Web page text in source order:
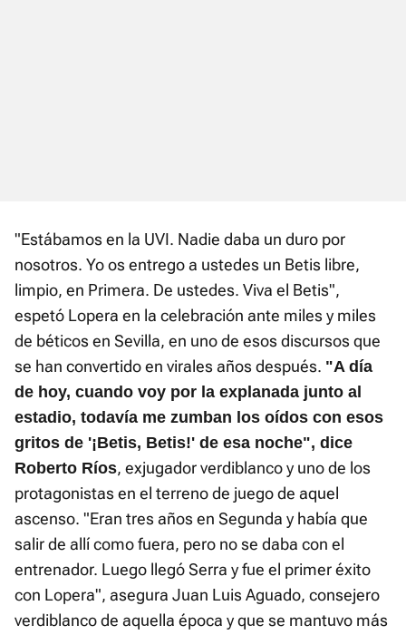
"Estábamos en la UVI. Nadie daba un duro por
nosotros. Yo os entrego a ustedes un Betis libre,
limpio, en Primera. De ustedes. Viva el Betis",
espetó Lopera en la celebración ante miles y miles
de béticos en Sevilla, en uno de esos discursos que
se han convertido en virales años después. "A día
de hoy, cuando voy por la explanada junto al
estadio, todavía me zumban los oídos con esos
gritos de '¡Betis, Betis!' de esa noche", dice
Roberto Ríos, exjugador verdiblanco y uno de los
protagonistas en el terreno de juego de aquel
ascenso. "Eran tres años en Segunda y había que
salir de allí como fuera, pero no se daba con el
entrenador. Luego llegó Serra y fue el primer éxito
con Lopera", asegura Juan Luis Aguado, consejero
verdiblanco de aquella época y que se mantuvo más